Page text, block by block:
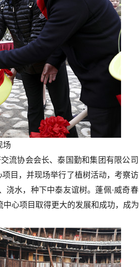
场
流协会会长、泰国勤和集团有限公
目，并现场举行了植树活动，考察
浇水，种下中泰友谊树。蓬佩·威奇
心项目取得更大的发展和成功，成